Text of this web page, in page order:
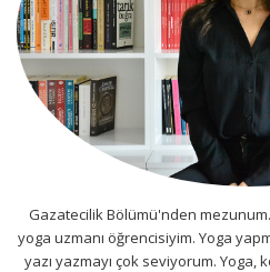
Gazatecilik Bölümü'nden
yoga uzmanı öğrencisiyim. Yoga
yazı yazmayı çok seviyorum. Yoga,